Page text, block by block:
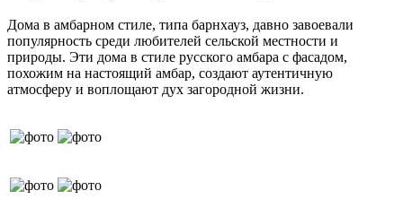
Дома в амбарном стиле, типа барнхауз, давно завоевали
популярность среди любителей сельской местности и
природы. Эти дома в стиле русского амбара с фасадом,
похожим на настоящий амбар, создают аутентичную
атмосферу и воплощают дух загородной жизни.